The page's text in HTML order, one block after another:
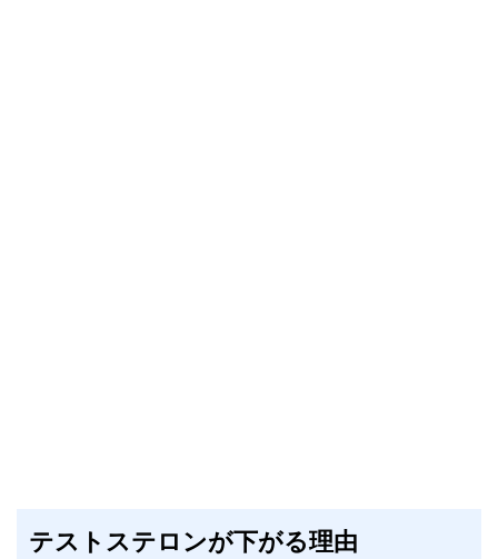
テストステロンが下がる理由